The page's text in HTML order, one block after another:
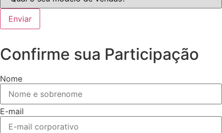
Enviar
Confirme sua Participação
Nome
E-mail